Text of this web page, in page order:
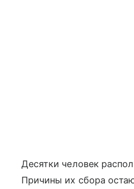
Десятки человек
Причины их сбора